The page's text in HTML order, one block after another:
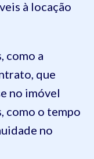
à locação
como a
que
no imóvel
como o tempo
no